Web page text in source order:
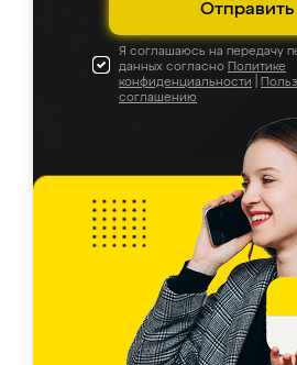
Отправить
Я соглашаюсь на передачу
данных согласно Политике
конфиденциальности
соглашению